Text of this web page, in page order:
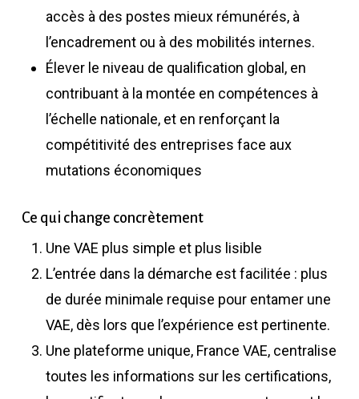
accès à des postes mieux rémunérés, à
l’encadrement ou à des mobilités internes.
Élever le niveau de qualification global, en
contribuant à la montée en compétences à
l’échelle nationale, et en renforçant la
compétitivité des entreprises face aux
mutations économiques
Ce qui change concrètement
Une VAE plus simple et plus lisible
L’entrée dans la démarche est facilitée : plus
de durée minimale requise pour entamer une
VAE, dès lors que l’expérience est pertinente.
Une plateforme unique, France VAE, centralise
toutes les informations sur les certifications,